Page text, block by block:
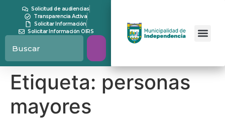
contenidoSolicitud de audiencias
Transparencia Activa
Solicitar Información
Solicitar Información OIRS
Etiqueta: personas
mayores